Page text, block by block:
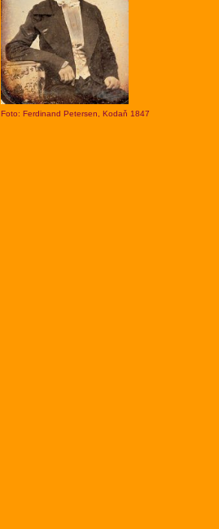
Foto: Ferdinand Petersen, Kodaň 1847